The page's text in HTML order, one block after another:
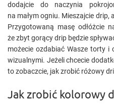
dodajcie do naczynia
na małym ogniu. Mieszajcie drip,
Przygotowaną masę odłóżcie
że zbyt gorący drip będzie
możecie ozdabiać Wasze torty i
wizualnymi. Jeżeli chcecie
to zobaczcie, jak zrobić różowy
Jak zrobić kolorowy